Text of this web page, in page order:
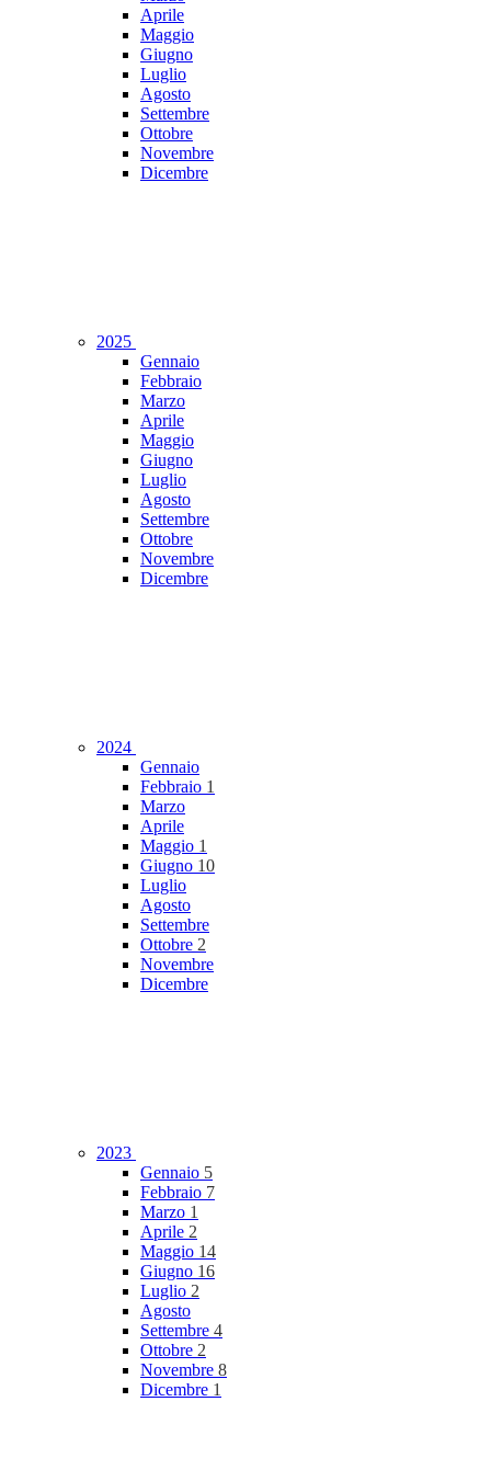
Aprile
Maggio
Giugno
Luglio
Agosto
Settembre
Ottobre
Novembre
Dicembre
2025
Gennaio
Febbraio
Marzo
Aprile
Maggio
Giugno
Luglio
Agosto
Settembre
Ottobre
Novembre
Dicembre
2024
Gennaio
Febbraio 1
Marzo
Aprile
Maggio 1
Giugno 10
Luglio
Agosto
Settembre
Ottobre 2
Novembre
Dicembre
2023
Gennaio 5
Febbraio 7
Marzo 1
Aprile 2
Maggio 14
Giugno 16
Luglio 2
Agosto
Settembre 4
Ottobre 2
Novembre 8
Dicembre 1